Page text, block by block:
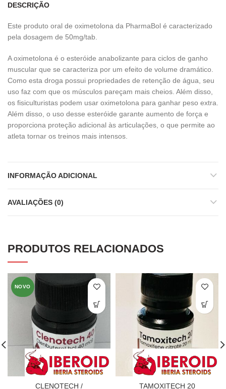
DESCRIÇÃO
Este produto oral de oximetolona da PharmaBol é caracterizado
pela dosagem de 50mg/tab.
A oximetolona é o esteróide anabolizante para ciclos de ganho
muscular que se caracteriza por um efeito de volume dramático.
Como esta droga possui propriedades de retenção de água, seu
uso faz com que os músculos pareçam mais cheios. Além disso,
os fisiculturistas podem usar oximetolona para ganhar peso extra.
Além disso, o uso desse esteróide garante aumento de força e
proporciona proteção adicional às articulações, o que permite ao
atleta tornar os treinos mais intensos.
INFORMAÇÃO ADICIONAL
AVALIAÇÕES (0)
PRODUTOS RELACIONADOS
NOVO
CLENOTECH / TAMOXITECH 20